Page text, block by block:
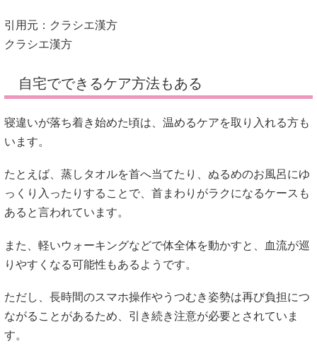
引用元：クラシエ漢方
クラシエ漢方
自宅でできるケア方法もある
寝違いが落ち着き始めた頃は、温めるケアを取り入れる方も
います。
たとえば、蒸しタオルを首へ当てたり、ぬるめのお風呂にゆ
っくり入ったりすることで、首まわりがラクになるケースも
あると言われています。
また、軽いウォーキングなどで体全体を動かすと、血流が巡
りやすくなる可能性もあるようです。
ただし、長時間のスマホ操作やうつむき姿勢は再び負担につ
ながることがあるため、引き続き注意が必要とされていま
す。